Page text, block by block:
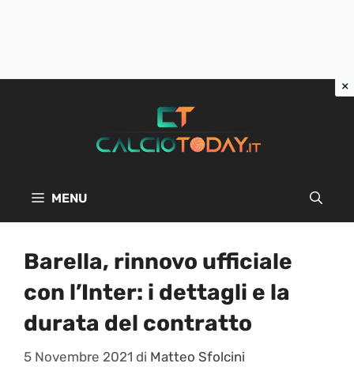
MENU
Barella, rinnovo ufficiale
con l’Inter: i dettagli e la
durata del contratto
5 Novembre 2021 di Matteo Sfolcini